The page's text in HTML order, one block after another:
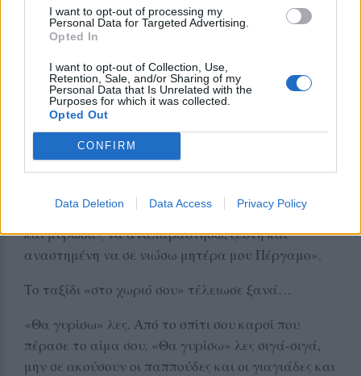
I want to opt-out of processing my
Personal Data for Targeted Advertising.
Opted In
I want to opt-out of Collection, Use,
Retention, Sale, and/or Sharing of my
Personal Data that Is Unrelated with the
Purposes for which it was collected.
Opted Out
CONFIRM
Data Deletion Data Access Privacy Policy
ένας πριν σκοτεινιάσει το απόγευμα. Αφού δε
μπορούσε να απαγορέψει τα «κονιάκια»..
Πάσχα σκέφτεσαι. Θυμάσαι τα λόγια του παιδιού
της Πέργαμος, του Βάσου Καπάνταη…
Μονολογείς τα: «Το καρφί που κάρφωσαν στον
τοίχο για να κρεμάσουν το ρούχο τους, το σταυρό
από την κάπνα του κεριού του Πάσχα κάτω από
ασβέστωμα, το σανίδι που έτριζε… Ήχους, εικόνες
και μυρωδιές να αναπαραστήσω, ζεστή και
αναστημένη να σε νιώσω μητέρα μου Πέργαμο».
Το ταξίδι «στο χωριό σου» τέλειωσε ξανά…
«Θα γυρίσω» λες. Από το σπίτι σου καρσί που
πέρασε το αίμα σου. «Θα γυρίσω» λες σιγά-σιγά,
μην σε ακούσουν οι παππούδες και οι γιαγιάδες και